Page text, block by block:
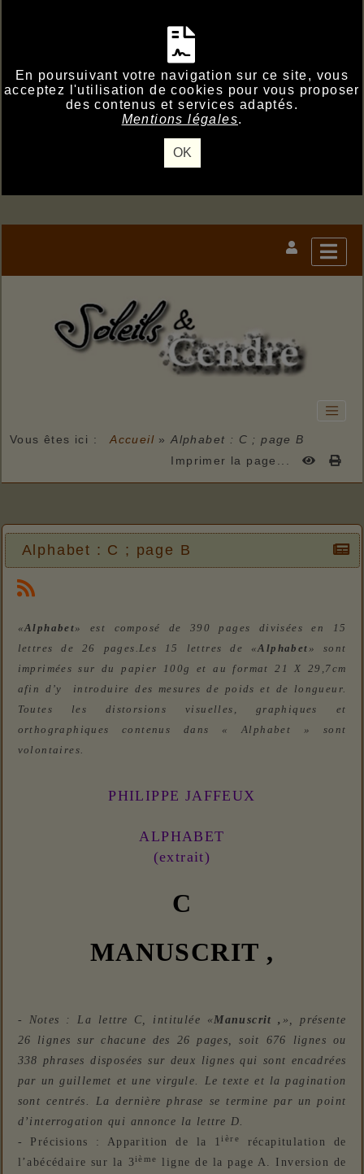
En poursuivant votre navigation sur ce site, vous
acceptez l'utilisation de cookies pour vous proposer
des contenus et services adaptés.
Mentions légales.
OK
Vous êtes ici : Accueil »Alphabet : C ; page B
Imprimer la page...
Alphabet : C ; page B
«Alphabet» est composé de 390 pages divisées en 15
lettres de 26 pages.Les 15 lettres de «Alphabet» sont
imprimées sur du papier 100g et au format 21 X 29,7cm
afin d’y introduire des mesures de poids et de longueur.
Toutes les distorsions visuelles, graphiques et
orthographiques contenus dans « Alphabet » sont
volontaires.
PHILIPPE JAFFEUX
ALPHABET
(extrait)
C
MANUSCRIT ,
- Notes : La lettre C, intitulée «Manuscrit , », présente
26 lignes sur chacune des 26 pages, soit 676 lignes ou
338 phrases disposées sur deux lignes qui sont encadrées
par un guillemet et une virgule. Le texte et la pagination
sont centrés. La dernière phrase se termine par un point
d’interrogation qui annonce la lettre D.
- Précisions : Apparition de la 1ière
récapitulation de
l’abécédaire sur la 3ième
ligne de la page A. Inversion de